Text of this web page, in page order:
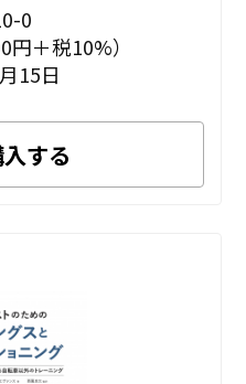
0
＋税10%）
15日
する